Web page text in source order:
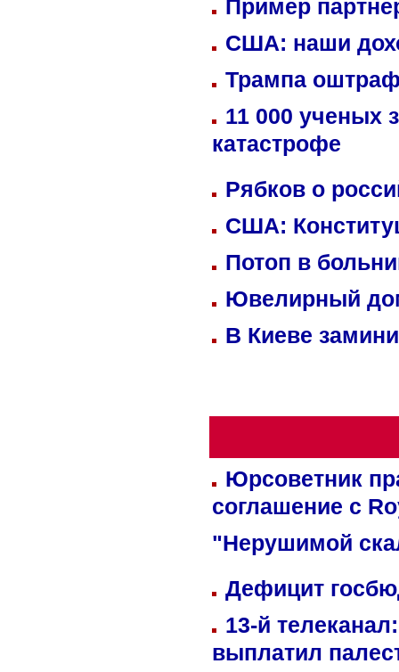
Пример
США: наши
Трампа
11 000 ученых
катастрофе
Рябков о
США:
Потоп в
Ювелирный
В Киеве
Юрсоветник
соглашение с
"Нерушимой
Дефицит
13-й
выплатил